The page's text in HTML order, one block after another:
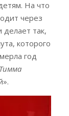
На что
через
делает так,
которого
год